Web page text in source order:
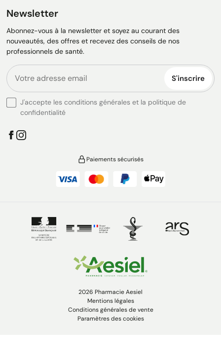
Newsletter
Abonnez-vous à la newsletter et soyez au courant des
nouveautés, des offres et recevez des conseils de nos
professionnels de santé.
S'inscrire
J'accepte les conditions générales et la politique de
confidentialité
Paiements sécurisés
2026 Pharmacie Aesiel
Mentions légales
Conditions générales de vente
Paramètres des cookies